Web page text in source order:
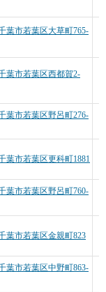
葉市若葉区大草町765-
葉市若葉区西都賀2-
葉市若葉区野呂町276-
葉市若葉区更科町1881
葉市若葉区野呂町760-
葉市若葉区金親町823
葉市若葉区中野町863-